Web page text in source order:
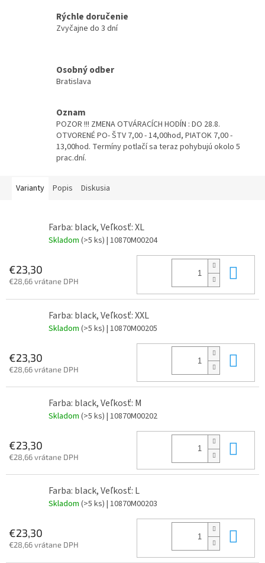
Rýchle doručenie
Zvyčajne do 3 dní
Osobný odber
Bratislava
Oznam
POZOR !!! ZMENA OTVÁRACÍCH HODÍN : DO 28.8.
OTVORENÉ PO- ŠTV 7,00 - 14,00hod, PIATOK 7,00 -
13,00hod. Termíny potlačí sa teraz pohybujú okolo 5
prac.dní.
Varianty Popis Diskusia
Farba: black, Veľkosť: XL
Skladom (>5 ks) | 10870M00204
€23,30
€28,66 vrátane DPH
Farba: black, Veľkosť: XXL
Skladom (>5 ks) | 10870M00205
€23,30
€28,66 vrátane DPH
Farba: black, Veľkosť: M
Skladom (>5 ks) | 10870M00202
€23,30
€28,66 vrátane DPH
Farba: black, Veľkosť: L
Skladom (>5 ks) | 10870M00203
€23,30
€28,66 vrátane DPH